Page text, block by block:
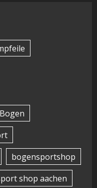
bogensportshop
shop aachen